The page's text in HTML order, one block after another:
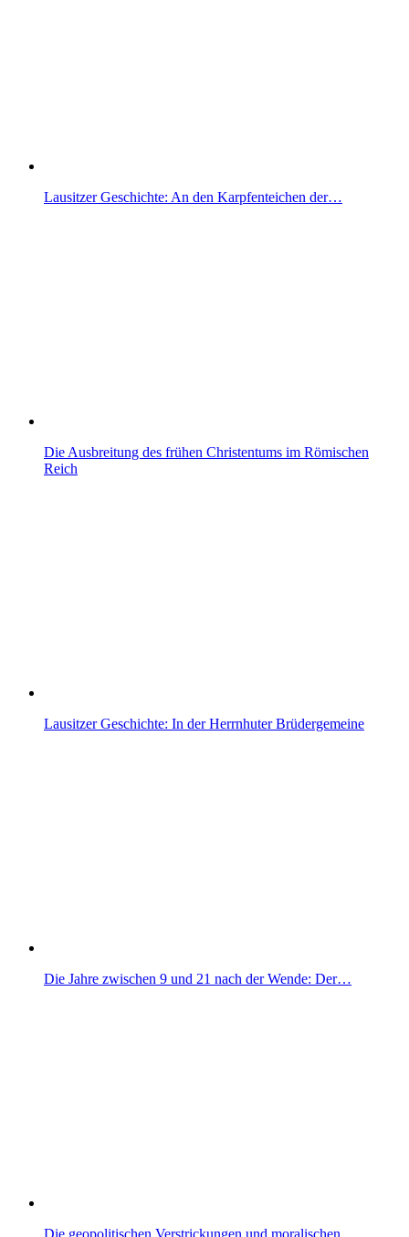
Lausitzer Geschichte: An den Karpfenteichen der…
Die Ausbreitung des frühen Christentums im Römischen
Reich
Lausitzer Geschichte: In der Herrnhuter Brüdergemeine
Die Jahre zwischen 9 und 21 nach der Wende: Der…
Die geopolitischen Verstrickungen und moralischen…